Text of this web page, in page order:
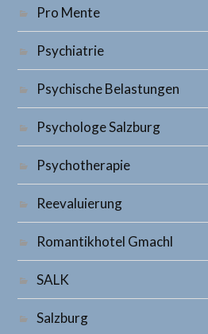
Pro Mente
Psychiatrie
Psychische Belastungen
Psychologe Salzburg
Psychotherapie
Reevaluierung
Romantikhotel Gmachl
SALK
Salzburg